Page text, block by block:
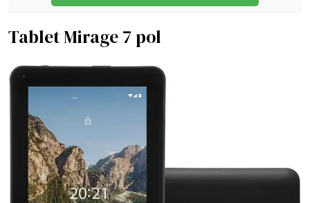
Tablet Mirage 7 pol